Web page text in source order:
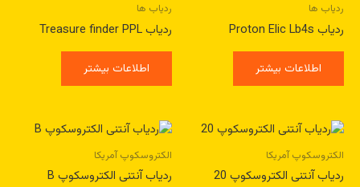
ردیاب ها
ردیاب Proton Elic Lb4s
اطلاعات بیشتر
ردیاب ها
ردیاب Treasure finder PPL
اطلاعات بیشتر
الکتروسکوپ آمریکا
ردیاب آنتنی الکتروسکوپ 20
الکتروسکوپ آمریکا
ردیاب آنتنی الکتروسکوپ B